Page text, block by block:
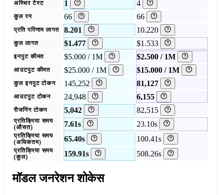
अस्थिर टेस्ट 1 4
कुल रन 66 66
प्रति परिणाम लागत 8.201 10.220
कुल लागत $1.477 $1.533
इनपुट कीमत $5.000 / 1M $2.500 / 1M
आउटपुट कीमत $25.000 / 1M $15.000 / 1M
कुल इनपुट टोकन 145,252 81,127
आउटपुट टोकन 24,948 6,155
रीजनिंग टोकन 5,042 82,515
प्रतिक्रिया समय
(औसत)
7.61s 23.10s
प्रतिक्रिया समय
(अधिकतम)
65.40s 100.41s
प्रतिक्रिया समय
(कुल)
159.91s 508.26s
मॉडल जनरेशन शोकेस